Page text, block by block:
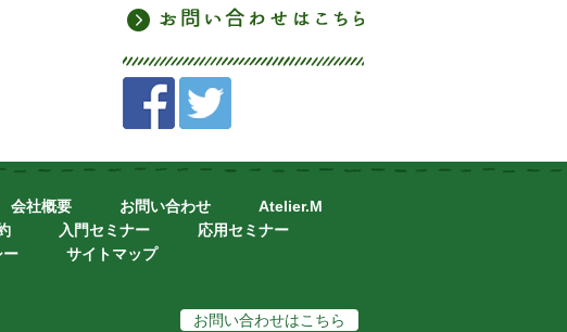
会社概要 お問い合わせ
Atelier.M
入門セミナー
応用セミナー
ー サイトマップ
お問い合わせはこちら